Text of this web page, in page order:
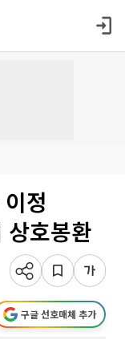
정
호봉환
구글 선호매체 추가